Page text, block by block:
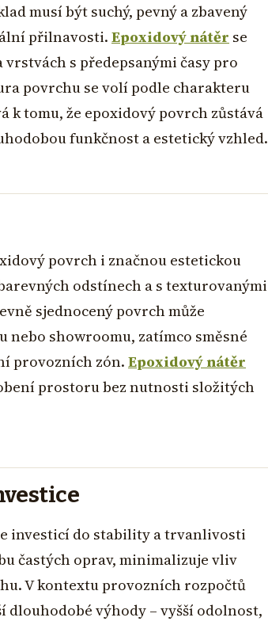
musí být suchý, pevný a zbavený
přilnavosti. Epoxidový nátěr se
s předepsanými časy pro
povrchu se volí podle charakteru
k tomu, že epoxidový povrch zůstává
funkčnost a estetický vzhled.
povrch i značnou estetickou
odstínech a s texturovanými
sjednocený povrch může
showroomu, zatímco směsné
provozních zón.Epoxidový nátěr
prostoru bez nutnosti složitých
investicí do stability a trvanlivosti
častých oprav, minimalizuje vliv
V kontextu provozních rozpočtů
výhody – vyšší odolnost,